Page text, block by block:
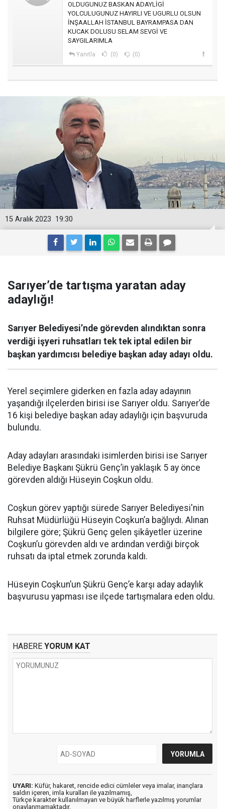
OLDUGUNUZ BASKAN ADAYLİGİ
YOLCULUGUNUZ HAYIRLI VE UGURLU OLSUN
İNŞAALLAH İSTANBUL BAYRAMPASA DAN
KUCAK DOLUSU SELAM SEVGİ VE
SAYGILARIMLA
Yanıtla (0) (0)
19:30
15 Aralık 2023
Sarıyer’de tartışma yaratan aday
adaylığı!
Sarıyer Belediyesi’nde görevden alındıktan sonra
verdiği işyeri ruhsatları tek tek iptal edilen bir
başkan yardımcısı belediye başkan aday adayı oldu.
Yerel seçimlere giderken en fazla aday adayının
yaşandığı ilçelerden birisi ise Sarıyer oldu. Sarıyer’de
16 kişi belediye başkan aday adaylığı için başvuruda
bulundu.
Aday adayları arasındaki isimlerden birisi ise Sarıyer
Belediye Başkanı Şükrü Genç’in yaklaşık 5 ay önce
görevden aldığı Hüseyin Coşkun oldu.
Coşkun görev yaptığı sürede Sarıyer Belediyesi'nin
Ruhsat Müdürlüğü Hüseyin Coşkun’a bağlıydı. Alınan
bilgilere göre; Şükrü Genç gelen şikâyetler üzerine
Coşkun’u görevden aldı ve ardından verdiği birçok
ruhsatı da iptal etmek zorunda kaldı.
Hüseyin Coşkun’un Şükrü Genç’e karşı aday adaylık
başvurusu yapması ise ilçede tartışmalara eden oldu.
HABERE YORUM KAT
UYARI: Küfür, hakaret, rencide edici cümleler veya imalar, inançlara
saldırı içeren, imla kuralları ile yazılmamış,
Türkçe karakter kullanılmayan ve büyük harflerle yazılmış yorumlar
onaylanmamaktadır.